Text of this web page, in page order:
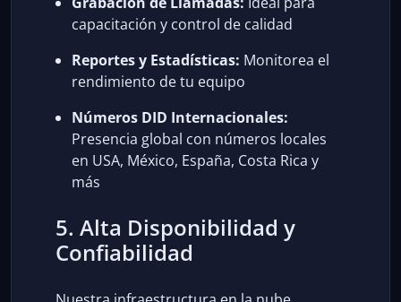
capacitación y control de calidad
Reportes y Estadísticas: Monitorea el
rendimiento de tu equipo
Números DID Internacionales:
Presencia global con números locales
en USA, México, España, Costa Rica y
más
5. Alta Disponibilidad y
Confiabilidad